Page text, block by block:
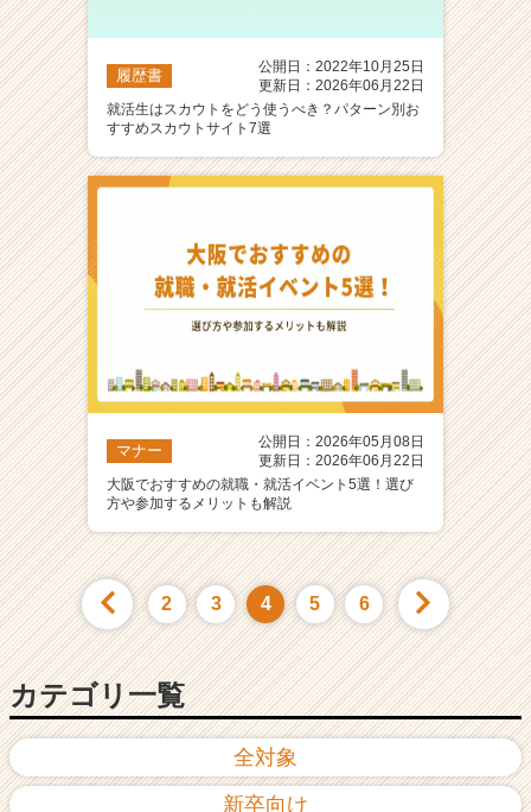
全対象
新卒向け
履歴書
公開日：2022年10月25日
更新日：2026年06月22日
就活生はスカウトをどう使うべき？パターン別お
すすめスカウトサイト7選
マナー
公開日：2026年05月08日
更新日：2026年06月22日
大阪でおすすめの就職・就活イベント5選！選び
方や参加するメリットも解説
2 3 4 5 6
カテゴリ一覧